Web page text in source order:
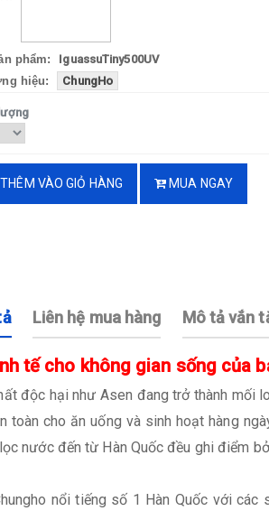
phẩm:
IguassuTiny500UV
hiệu:
ChungHo
THÊM VÀO GIỎ HÀNG MUA NGAY
Liên hệ mua hàng Mô tả vắn
tế cho không gian sống của
độc hại như Asen đang trở thành mối
cho ăn uống và sinh hoạt hàng
nước đến từ Hàn Quốc đều ghi điểm
nổi tiếng số 1 Hàn Quốc với